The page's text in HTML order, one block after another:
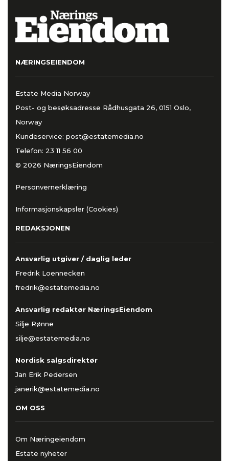
NÆRINGSEIENDOM
Estate Media Norway
Post- og besøksadresse Rådhusgata 26, 0151 Oslo,
Norway
Kundeservice: post@estatemedia.no
Telefon: 23 11 56 00
© 2026 NæringsEiendom
Personvernerklæring
Informasjonskapsler (Cookies)
REDAKSJONEN
Ansvarlig utgiver / daglig leder
Fredrik Loennecken
fredrik@estatemedia.no
Ansvarlig redaktør NæringsEiendom
Silje Rønne
silje@estatemedia.no
Nordisk salgsdirektør
Jan Erik Pedersen
janerik@estatemedia.no
OM OSS
Om Næringeiendom
Estate nyheter